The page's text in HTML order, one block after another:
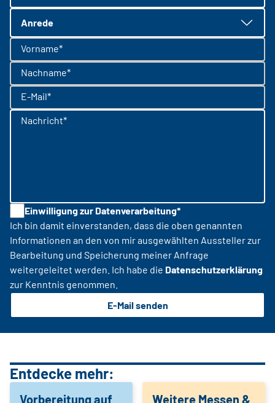
Anrede
Vorname*
Nachname*
E-Mail*
Nachricht*
Einwilligung zur Datenverarbeitung*
Ich bin damit einverstanden, dass die oben genannten
Informationen an den von mir ausgewählten Aussteller zur
Bearbeitung und Speicherung meiner Anfrage
weitergeleitet werden. Ich habe die Datenschutzerklärung
zur Kenntnis genommen.
E-Mail senden
Entdecke mehr:
Vorbereitung auf Weitere Messen &